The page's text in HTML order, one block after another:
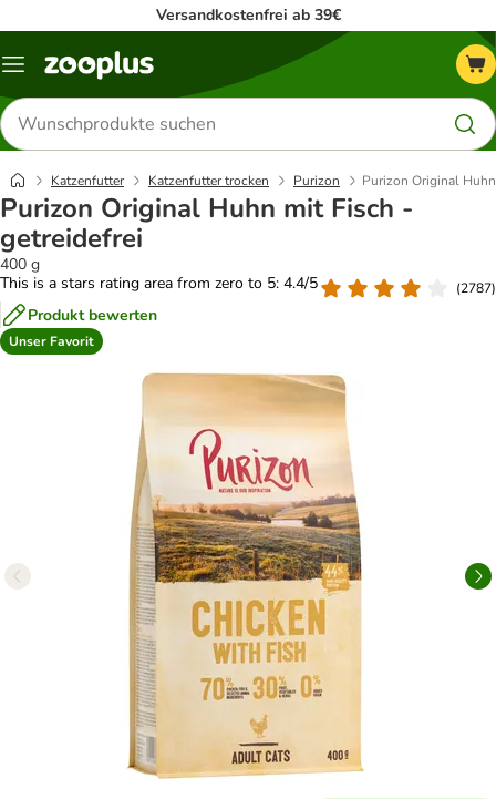
Versandkostenfrei ab 39€
Menü
Produkte
suchen
Katzenfutter Katzenfutter trocken Purizon Purizon Original
Purizon Original Huhn mit Fisch -
getreidefrei
400 g
This is a stars rating area from zero to 5: 4.4/5
(2787)
Produkt bewerten
Unser Favorit